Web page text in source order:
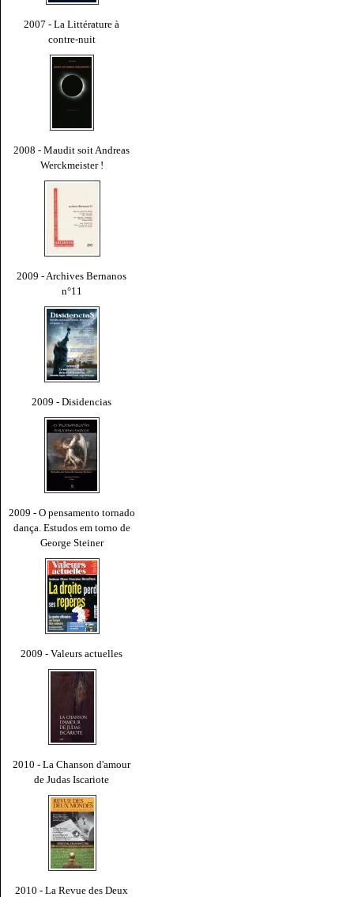
2007 - La Littérature à
contre-nuit
2008 - Maudit soit Andreas
Werckmeister !
2009 - Archives Bernanos
n°11
2009 - Disidencias
2009 - O pensamento tornado
dança. Estudos em torno de
George Steiner
2009 - Valeurs actuelles
2010 - La Chanson d'amour
de Judas Iscariote
2010 - La Revue des Deux